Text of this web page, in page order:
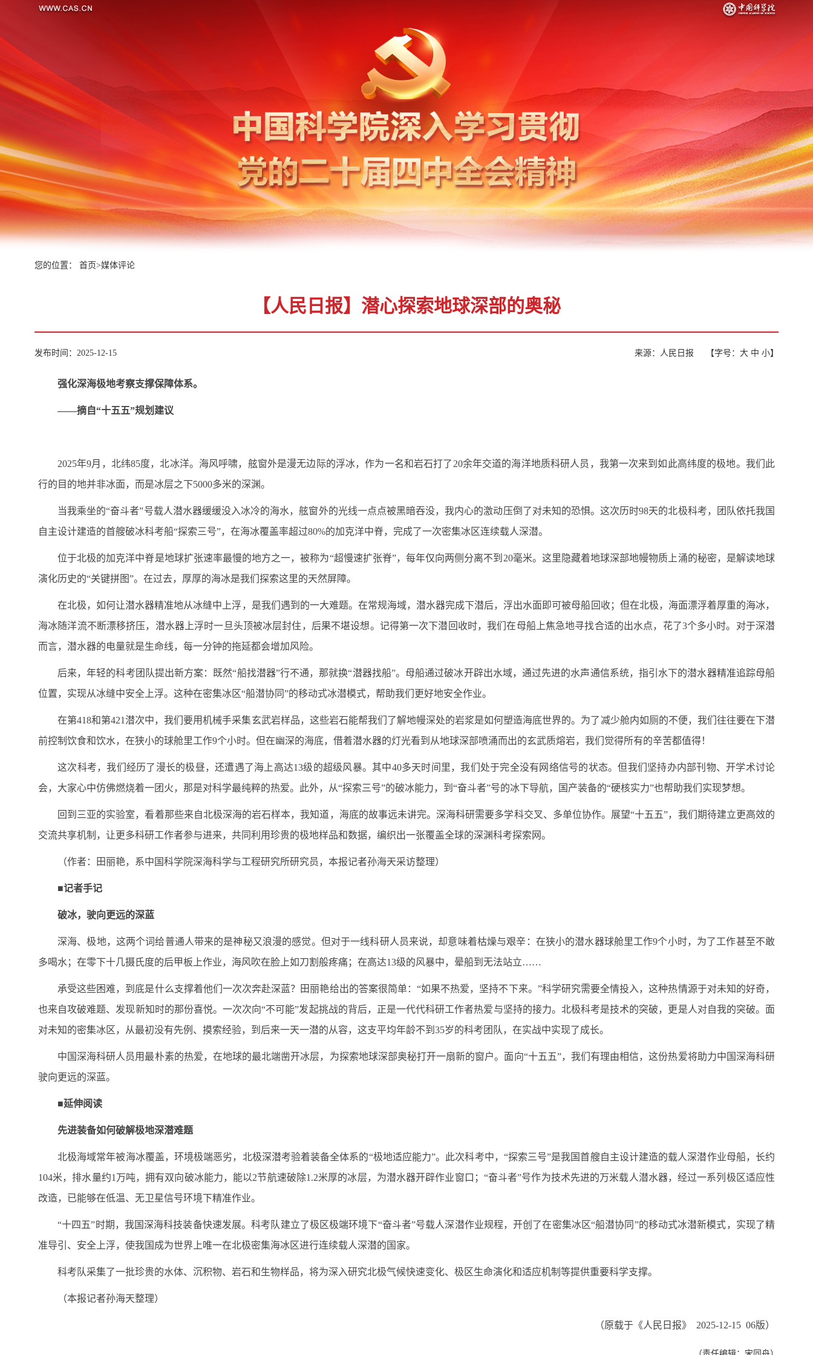
您的位置： 首页>媒体评论
【人民日报】潜心探索地球深部的奥秘
发布时间：2025-12-15 来源：人民日报 【字号： 大 中 小】
强化深海极地考察支撑保障体系。
——摘自“十五五”规划建议
2025年9月，北纬85度，北冰洋。海风呼啸，舷窗外是漫无边际的浮冰，作为一名和岩石打了20余年交道的海洋地质科研人员，我第一次来到如此高纬度的极地。我们此
行的目的地并非冰面，而是冰层之下5000多米的深渊。
当我乘坐的“奋斗者”号载人潜水器缓缓没入冰冷的海水，舷窗外的光线一点点被黑暗吞没，我内心的激动压倒了对未知的恐惧。这次历时98天的北极科考，团队依托我国
自主设计建造的首艘破冰科考船“探索三号”，在海冰覆盖率超过80%的加克洋中脊，完成了一次密集冰区连续载人深潜。
位于北极的加克洋中脊是地球扩张速率最慢的地方之一，被称为“超慢速扩张脊”，每年仅向两侧分离不到20毫米。这里隐藏着地球深部地幔物质上涌的秘密，是解读地球
演化历史的“关键拼图”。在过去，厚厚的海冰是我们探索这里的天然屏障。
在北极，如何让潜水器精准地从冰缝中上浮，是我们遇到的一大难题。在常规海域，潜水器完成下潜后，浮出水面即可被母船回收；但在北极，海面漂浮着厚重的海冰，
海冰随洋流不断漂移挤压，潜水器上浮时一旦头顶被冰层封住，后果不堪设想。记得第一次下潜回收时，我们在母船上焦急地寻找合适的出水点，花了3个多小时。对于深潜
而言，潜水器的电量就是生命线，每一分钟的拖延都会增加风险。
后来，年轻的科考团队提出新方案：既然“船找潜器”行不通，那就换“潜器找船”。母船通过破冰开辟出水域，通过先进的水声通信系统，指引水下的潜水器精准追踪母船
位置，实现从冰缝中安全上浮。这种在密集冰区“船潜协同”的移动式冰潜模式，帮助我们更好地安全作业。
在第418和第421潜次中，我们要用机械手采集玄武岩样品，这些岩石能帮我们了解地幔深处的岩浆是如何塑造海底世界的。为了减少舱内如厕的不便，我们往往要在下潜
前控制饮食和饮水，在狭小的球舱里工作9个小时。但在幽深的海底，借着潜水器的灯光看到从地球深部喷涌而出的玄武质熔岩，我们觉得所有的辛苦都值得！
这次科考，我们经历了漫长的极昼，还遭遇了海上高达13级的超级风暴。其中40多天时间里，我们处于完全没有网络信号的状态。但我们坚持办内部刊物、开学术讨论
会，大家心中仿佛燃烧着一团火，那是对科学最纯粹的热爱。此外，从“探索三号”的破冰能力，到“奋斗者”号的冰下导航，国产装备的“硬核实力”也帮助我们实现梦想。
回到三亚的实验室，看着那些来自北极深海的岩石样本，我知道，海底的故事远未讲完。深海科研需要多学科交叉、多单位协作。展望“十五五”，我们期待建立更高效的
交流共享机制，让更多科研工作者参与进来，共同利用珍贵的极地样品和数据，编织出一张覆盖全球的深渊科考探索网。
（作者：田丽艳，系中国科学院深海科学与工程研究所研究员，本报记者孙海天采访整理）
■记者手记
破冰，驶向更远的深蓝
深海、极地，这两个词给普通人带来的是神秘又浪漫的感觉。但对于一线科研人员来说，却意味着枯燥与艰辛：在狭小的潜水器球舱里工作9个小时，为了工作甚至不敢
多喝水；在零下十几摄氏度的后甲板上作业，海风吹在脸上如刀割般疼痛；在高达13级的风暴中，晕船到无法站立……
承受这些困难，到底是什么支撑着他们一次次奔赴深蓝？田丽艳给出的答案很简单：“如果不热爱，坚持不下来。”科学研究需要全情投入，这种热情源于对未知的好奇，
也来自攻破难题、发现新知时的那份喜悦。一次次向“不可能”发起挑战的背后，正是一代代科研工作者热爱与坚持的接力。北极科考是技术的突破，更是人对自我的突破。面
对未知的密集冰区，从最初没有先例、摸索经验，到后来一天一潜的从容，这支平均年龄不到35岁的科考团队，在实战中实现了成长。
中国深海科研人员用最朴素的热爱，在地球的最北端凿开冰层，为探索地球深部奥秘打开一扇新的窗户。面向“十五五”，我们有理由相信，这份热爱将助力中国深海科研
驶向更远的深蓝。
■延伸阅读
先进装备如何破解极地深潜难题
北极海域常年被海冰覆盖，环境极端恶劣，北极深潜考验着装备全体系的“极地适应能力”。此次科考中，“探索三号”是我国首艘自主设计建造的载人深潜作业母船，长约
104米，排水量约1万吨，拥有双向破冰能力，能以2节航速破除1.2米厚的冰层，为潜水器开辟作业窗口；“奋斗者”号作为技术先进的万米载人潜水器，经过一系列极区适应性
改造，已能够在低温、无卫星信号环境下精准作业。
“十四五”时期，我国深海科技装备快速发展。科考队建立了极区极端环境下“奋斗者”号载人深潜作业规程，开创了在密集冰区“船潜协同”的移动式冰潜新模式，实现了精
准导引、安全上浮，使我国成为世界上唯一在北极密集海冰区进行连续载人深潜的国家。
科考队采集了一批珍贵的水体、沉积物、岩石和生物样品，将为深入研究北极气候快速变化、极区生命演化和适应机制等提供重要科学支撑。
（本报记者孙海天整理）
（原载于《人民日报》 2025-12-15 06版）